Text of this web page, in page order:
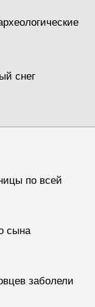
снег
по всей
сына
заболели